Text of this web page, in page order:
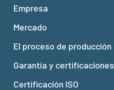
Empresa
Mercado
El proceso de producción
Garantía y certificaciones
Certificación ISO